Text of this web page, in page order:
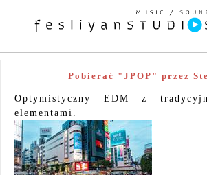
Pobierać "JPOP" przez
Optymistyczny EDM z
elementami.